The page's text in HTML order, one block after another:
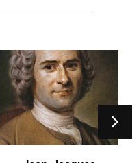
O que vem a ser a Flor-
de-Lis?